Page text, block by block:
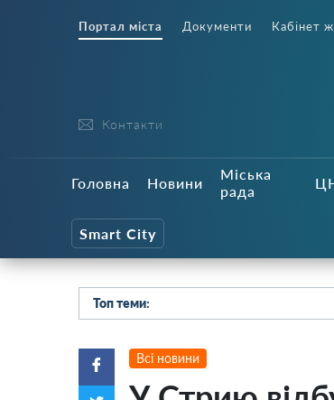
Портал міста Документи Кабінет
Контакти
Головна Новини
Міська
рада
Smart City
Топ теми:
Всі новини